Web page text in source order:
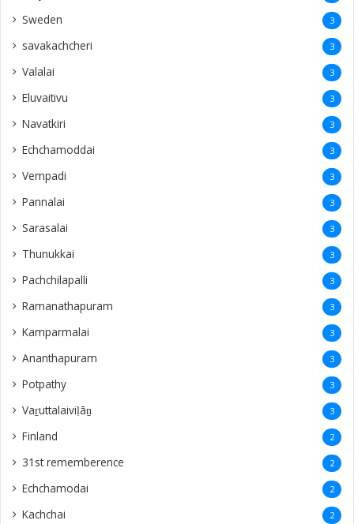
Sweden 3
savakachcheri 3
Valalai 3
Eluvaitivu 3
Navatkiri 3
Echchamoddai 3
Vempadi 3
Pannalai 3
Sarasalai 3
Thunukkai 3
Pachchilapalli 3
Ramanathapuram 3
Kamparmalai 3
Ananthapuram 3
‎Potpathy 3
Vaṟuttalaiviḷāṉ 3
Finland 2
31st rememberence 2
Echchamodai 2
Kachchai 2